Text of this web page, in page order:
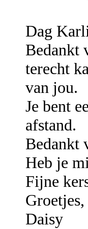
Dag
Bedankt
terecht
van jou.
Je bent
afstand.
Bedankt
Heb je
Fijne
Groetjes,
Daisy